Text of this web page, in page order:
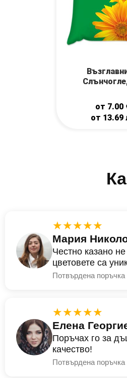
от 7.00
от 13.69
★★★★★
Мария
Честно казано
цветовете са
Потвърдена поръчка
★★★★★
Елена
Поръчах го за
качество!
Потвърдена поръчка